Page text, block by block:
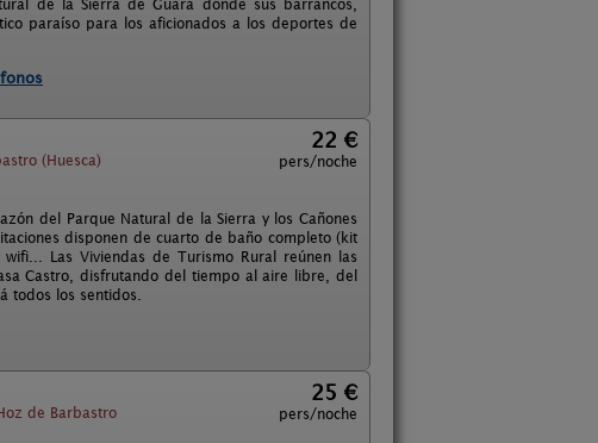
de la Sierra de Guara donde sus barrancos,
paraíso para los aficionados a los deportes de
(Huesca)
22 €
pers/noche
del Parque Natural de la Sierra y los Cañones
disponen de cuarto de baño completo (kit
Las Viviendas de Turismo Rural reúnen las
Castro, disfrutando del tiempo al aire libre, del
todos los sentidos.
de Barbastro
25 €
pers/noche